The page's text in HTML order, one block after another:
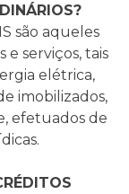
são aqueles
e serviços, tais
elétrica,
imobilizados,
efetuados de